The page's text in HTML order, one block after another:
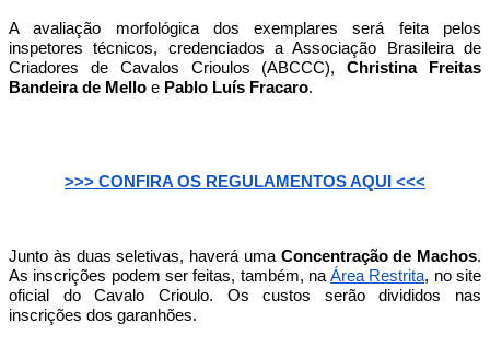
A avaliação morfológica dos exemplares será feita pelos
inspetores técnicos, credenciados a Associação Brasileira de
Criadores de Cavalos Crioulos (ABCCC),Christina Freitas
Bandeira de Mello e Pablo Luís Fracaro.
>>> CONFIRA OS REGULAMENTOS AQUI <<<
Junto às duas seletivas, haverá uma Concentração de Machos.
As inscrições podem ser feitas, também, naÁrea Restrita, no site
oficial do Cavalo Crioulo. Os custos serão divididos nas
inscrições dos garanhões.